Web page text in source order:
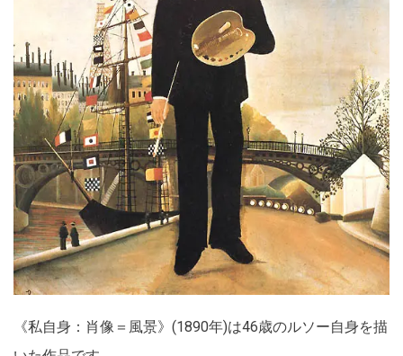
《私自身：肖像＝風景》(1890年)は46歳のルソー自身を描